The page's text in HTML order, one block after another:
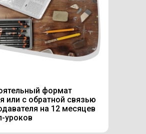
формат
или с обратной связью
на 12 месяцев
уроков